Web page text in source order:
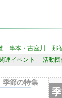
串本・古座川
那
連イベント 活動
季節の特集